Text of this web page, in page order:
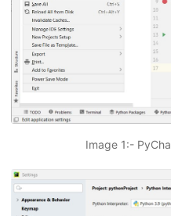
Image 1:-